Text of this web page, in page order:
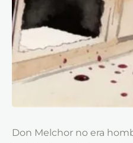
Don Melchor no era